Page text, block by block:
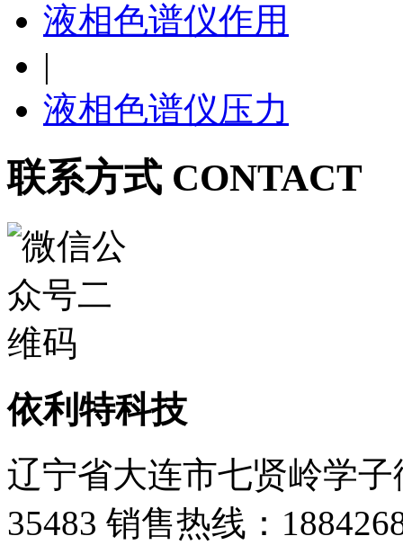
液相色谱仪作用
|
液相色谱仪压力
联系方式 CONTACT
依利特科技
辽宁省大连市七贤岭学子
35483 销售热线：